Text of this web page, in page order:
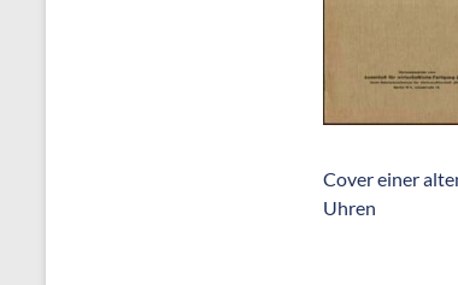
Cover einer
Uhren